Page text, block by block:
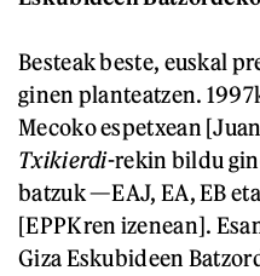
Besteak beste, euskal
ginen planteatzen.
Mecoko espetxean
Txikierdi-rekin bildu
batzuk —EAJ, EA, EB
[EPPKren izenean].
Giza Eskubideen